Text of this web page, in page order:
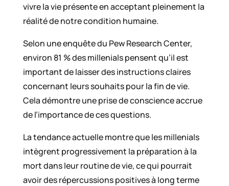
vivre la vie présente en acceptant pleinement la
réalité de notre condition humaine.
Selon une enquête du Pew Research Center,
environ 81 % des millenials pensent qu’il est
important de laisser des instructions claires
concernant leurs souhaits pour la fin de vie.
Cela démontre une prise de conscience accrue
de l’importance de ces questions.
La tendance actuelle montre que les millenials
intègrent progressivement la préparation à la
mort dans leur routine de vie, ce qui pourrait
avoir des répercussions positives à long terme